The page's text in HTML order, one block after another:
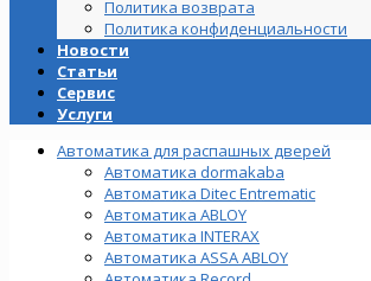
Политика возврата
Политика конфиденциальности
Новости
Статьи
Сервис
Услуги
Автоматика для распашных дверей
Автоматика dormakaba
Автоматика Ditec Entrematic
Автоматика ABLOY
Автоматика INTERAX
Автоматика ASSA ABLOY